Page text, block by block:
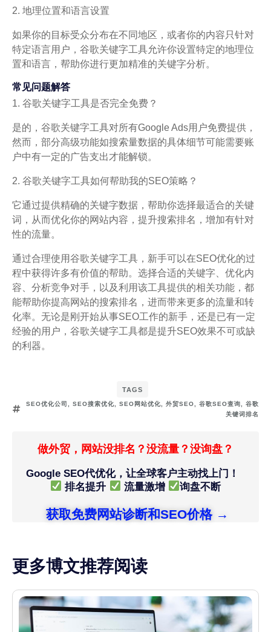
2. 地理位置和语言设置
如果你的目标受众分布在不同地区，或者你的内容只针对
特定语言用户，谷歌关键字工具允许你设置特定的地理位
置和语言，帮助你进行更加精准的关键字分析。
常见问题解答
1. 谷歌关键字工具是否完全免费？
是的，谷歌关键字工具对所有Google Ads用户免费提供，
然而，部分高级功能如搜索量数据的具体细节可能需要账
户中有一定的广告支出才能解锁。
2. 谷歌关键字工具如何帮助我的SEO策略？
它通过提供精确的关键字数据，帮助你选择最适合的关键
词，从而优化你的网站内容，提升搜索排名，增加有针对
性的流量。
通过合理使用谷歌关键字工具，新手可以在SEO优化的过
程中获得许多有价值的帮助。选择合适的关键字、优化内
容、分析竞争对手，以及利用该工具提供的相关功能，都
能帮助你提高网站的搜索排名，进而带来更多的流量和转
化率。无论是刚开始从事SEO工作的新手，还是已有一定
经验的用户，谷歌关键字工具都是提升SEO效果不可或缺
的利器。
TAGS
SEO优化公司 SEO搜索优化 SEO网站优化 外贸SEO 谷歌SEO查询
谷歌
关键词排名
做外贸，网站没排名？没流量？没询盘？
Google SEO代优化，让全球客户主动找上门！
排名提升
流量激增 询盘不断
获取免费网站诊断和SEO价格 →
更多博文推荐阅读